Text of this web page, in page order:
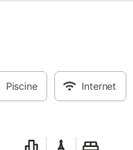
mini-golf. Des
soirées cinéma
accessibles. Le
Piscine Internet